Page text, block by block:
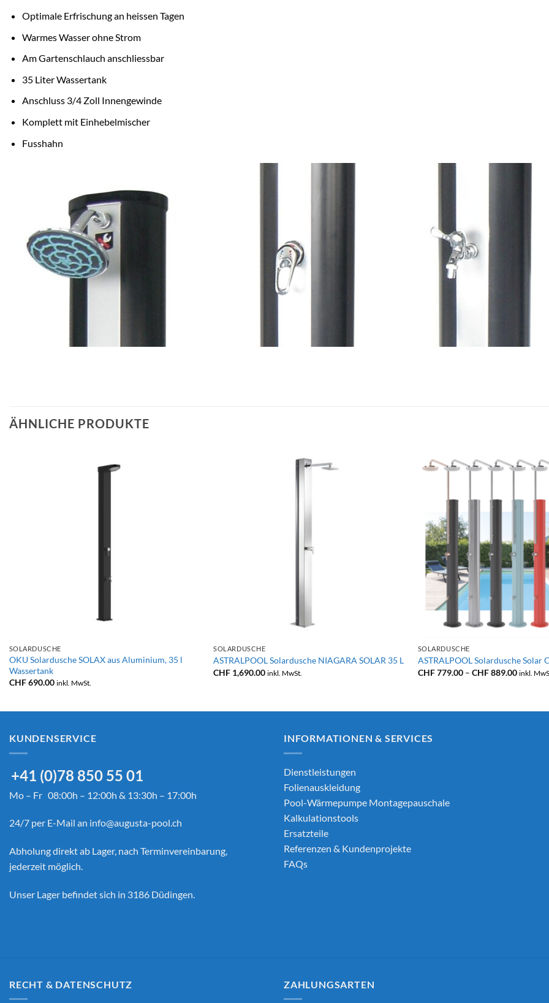
Optimale Erfrischung an heissen Tagen
Warmes Wasser ohne Strom
Am Gartenschlauch anschliessbar
35 Liter Wassertank
Anschluss 3/4 Zoll Innengewinde
Komplett mit Einhebelmischer
Fusshahn
ÄHNLICHE PRODUKTE
SOLARDUSCHE
OKU Solardusche SOLAX aus Aluminium, 35 l
Wassertank
CHF690.00 inkl. MwSt.
SOLARDUSCHE
ASTRALPOOL Solardusche NIAGARA SOLAR 35 L
CHF 1,690.00 inkl. MwSt.
SOLARDUSCHE
ASTRALPOOL Solardusche Solar
CHF779.00 – CHF889.00 inkl.
KUNDENSERVICE
+41 (0)78 850 55 01
Mo – Fr 08:00h – 12:00h & 13:30h – 17:00h
24/7 per E-Mail an info@augusta-pool.ch
Abholung direkt ab Lager, nach Terminvereinbarung,
jederzeit möglich.
Unser Lager befindet sich in 3186 Düdingen.
INFORMATIONEN & SERVICES
Dienstleistungen
Folienauskleidung
Pool-Wärmepumpe Montagepauschale
Kalkulationstools
Ersatzteile
Referenzen & Kundenprojekte
FAQs
RECHT & DATENSCHUTZ ZAHLUNGSARTEN